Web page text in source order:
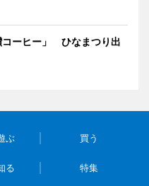
コーヒー」 ひなまつり出
ぶ 買う
る 特集